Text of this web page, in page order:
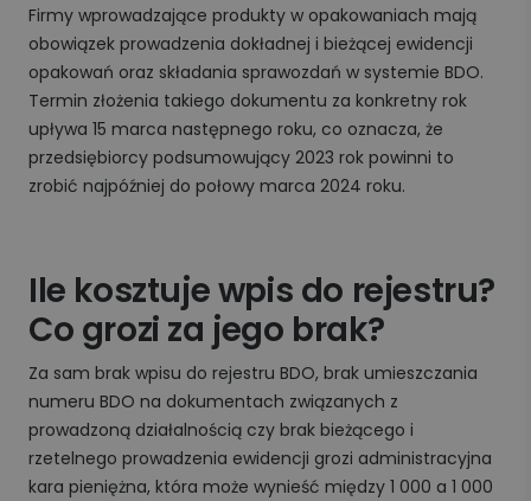
Firmy wprowadzające produkty w opakowaniach mają
obowiązek prowadzenia dokładnej i bieżącej ewidencji
opakowań oraz składania sprawozdań w systemie BDO.
Termin złożenia takiego dokumentu za konkretny rok
upływa 15 marca następnego roku, co oznacza, że
przedsiębiorcy podsumowujący 2023 rok powinni to
zrobić najpóźniej do połowy marca 2024 roku.
Ile kosztuje wpis do rejestru?
Co grozi za jego brak?
Za sam brak wpisu do rejestru BDO, brak umieszczania
numeru BDO na dokumentach związanych z
prowadzoną działalnością czy brak bieżącego i
rzetelnego prowadzenia ewidencji grozi administracyjna
kara pieniężna, która może wynieść między 1 000 a 1 000